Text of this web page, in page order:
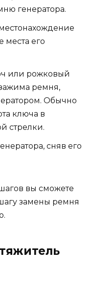
генератора.
места его
или рожковый
ремня,
Обычно
ключа в
стрелки.
сняв его
вы сможете
замены ремня